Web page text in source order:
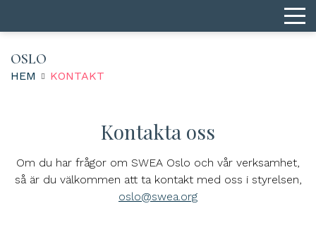
OSLO
HEM KONTAKT
Kontakta oss
Om du har frågor om SWEA Oslo och vår verksamhet,
så är du välkommen att ta kontakt med oss i styrelsen,
oslo@swea.org